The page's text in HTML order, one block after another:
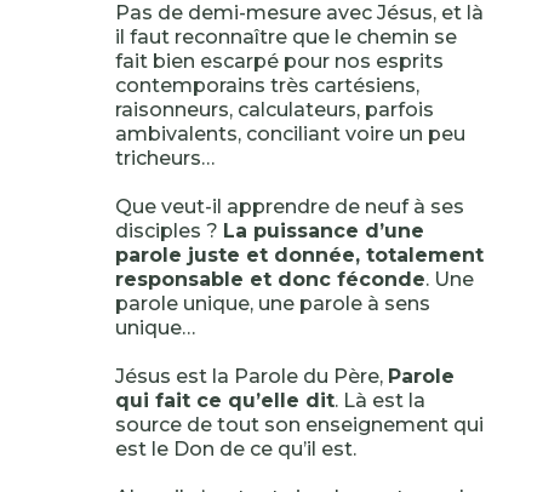
Pas de demi-mesure avec Jésus, et là
il faut reconnaître que le chemin se
fait bien escarpé pour nos esprits
contemporains très cartésiens,
raisonneurs, calculateurs, parfois
ambivalents, conciliant voire un peu
tricheurs…
Que veut-il apprendre de neuf à ses
disciples ? La puissance d’une
parole juste et donnée, totalement
responsable et donc féconde. Une
parole unique, une parole à sens
unique…
Jésus est la Parole du Père, Parole
qui fait ce qu’elle dit. Là est la
source de tout son enseignement qui
est le Don de ce qu’il est.